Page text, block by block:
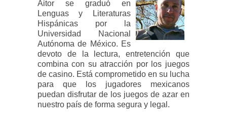
Aitor se graduó en
Lenguas y Literaturas
Hispánicas por la
Universidad Nacional
Autónoma de México. Es
devoto de la lectura, entretención que
combina con su atracción por los juegos
de casino. Está comprometido en su lucha
para que los jugadores mexicanos
puedan disfrutar de los juegos de azar en
nuestro país de forma segura y legal.